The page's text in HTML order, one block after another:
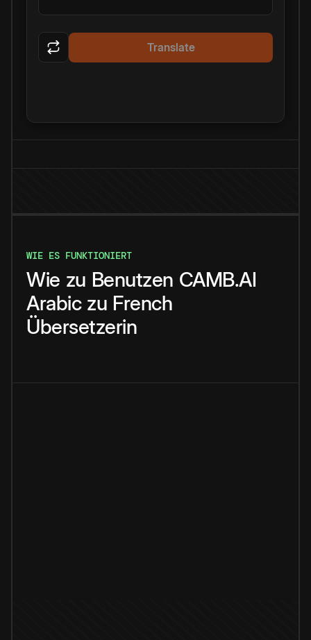
Translate
WIE ES FUNKTIONIERT
Wie zu Benutzen CAMB.AI
Arabic zu French
Übersetzerin